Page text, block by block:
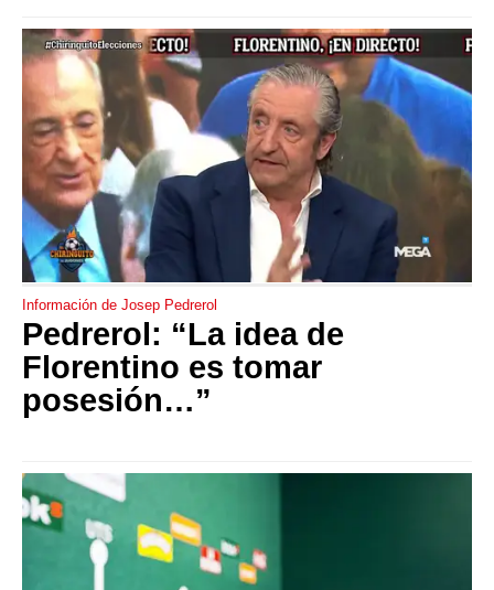
Información de Josep Pedrerol
Pedrerol: “La idea de
Florentino es tomar
posesión…”